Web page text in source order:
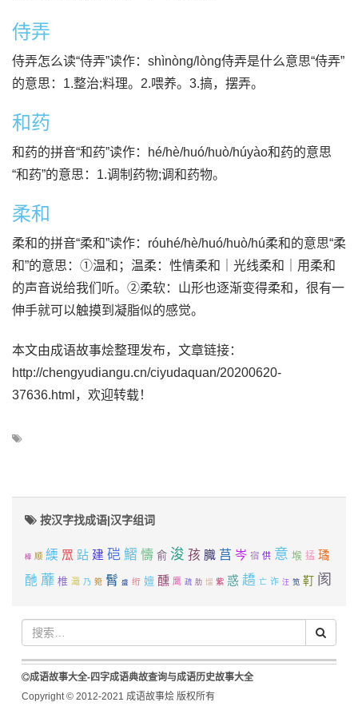
侍弄
侍弄怎么读“侍弄”读作：shìnòng/lòng侍弄是什么意思“侍弄”
的意思：1.整治;料理。2.喂养。3.搞，摆弄。
和药
和药的拼音“和药”读作：hé/hè/huó/huò/húyào和药的意思
“和药”的意思：1.调制药物;调和药物。
柔和
柔和的拼音“柔和”读作：róuhé/hè/huó/huò/hú柔和的意思“柔
和”的意思：①温和；温柔：性情柔和｜光线柔和｜用柔和
的声音说给我们听。②柔软：山形也逐渐变得柔和，很有一
伸手就可以触摸到凝脂似的感觉。
本文由成语故事烩整理发布，文章链接：
http://chengyudiangu.cn/ciyudaquan/20200620-
37636.html，欢迎转载！
按汉字找成语|汉字组词
樟 顺 緛 罛 跕 建 硙 鰼 懤 俞 浚 孩 膱 莒 岑 宿 供 意 堠 掹 璚
酏 蘼 椎 濈 乃 箢 髾 盛 绗 嬗 醺 鹰 疏 肋 馏 紫 惑 趫 亡 诈 汪 笕 靪 阂
成语故事大全-四字成语典故查询与成语历史故事大全
Copyright © 2012-2021 成语故事烩 版权所有